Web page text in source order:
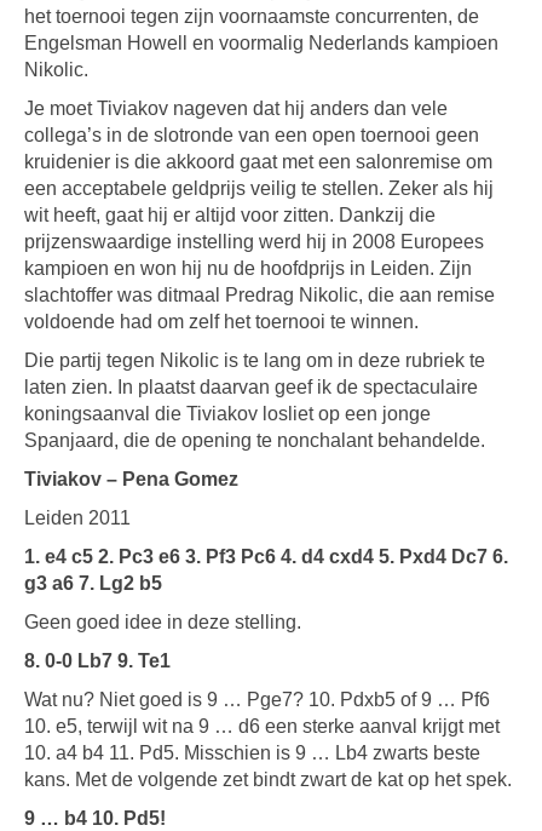
het toernooi tegen zijn voornaamste concurrenten, de
Engelsman Howell en voormalig Nederlands kampioen
Nikolic.
Je moet Tiviakov nageven dat hij anders dan vele
collega’s in de slotronde van een open toernooi geen
kruidenier is die akkoord gaat met een salonremise om
een acceptabele geldprijs veilig te stellen. Zeker als hij
wit heeft, gaat hij er altijd voor zitten. Dankzij die
prijzenswaardige instelling werd hij in 2008 Europees
kampioen en won hij nu de hoofdprijs in Leiden. Zijn
slachtoffer was ditmaal Predrag Nikolic, die aan remise
voldoende had om zelf het toernooi te winnen.
Die partij tegen Nikolic is te lang om in deze rubriek te
laten zien. In plaatst daarvan geef ik de spectaculaire
koningsaanval die Tiviakov losliet op een jonge
Spanjaard, die de opening te nonchalant behandelde.
Tiviakov – Pena Gomez
Leiden 2011
1. e4 c5 2. Pc3 e6 3. Pf3 Pc6 4. d4 cxd4 5. Pxd4 Dc7 6.
g3 a6 7. Lg2 b5
Geen goed idee in deze stelling.
8. 0-0 Lb7 9. Te1
Wat nu? Niet goed is 9 … Pge7? 10. Pdxb5 of 9 … Pf6
10. e5, terwijl wit na 9 … d6 een sterke aanval krijgt met
10. a4 b4 11. Pd5. Misschien is 9 … Lb4 zwarts beste
kans. Met de volgende zet bindt zwart de kat op het spek.
9 … b4 10. Pd5!